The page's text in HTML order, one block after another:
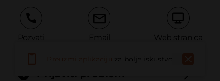
Pozvati Email Web stranica
Prijaviti problem
za bolje iskustvo